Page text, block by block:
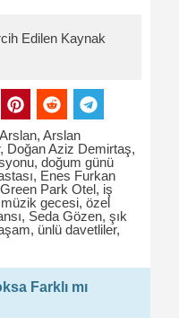
Edilen Kaynak
, Arslan
, Doğan Aziz Demirtaş,
, doğum günü
, Enes Furkan
Green Park Otel, iş
müzik gecesi, özel
, Seda Gözen, şık
, ünlü davetliler,
Farklı mı